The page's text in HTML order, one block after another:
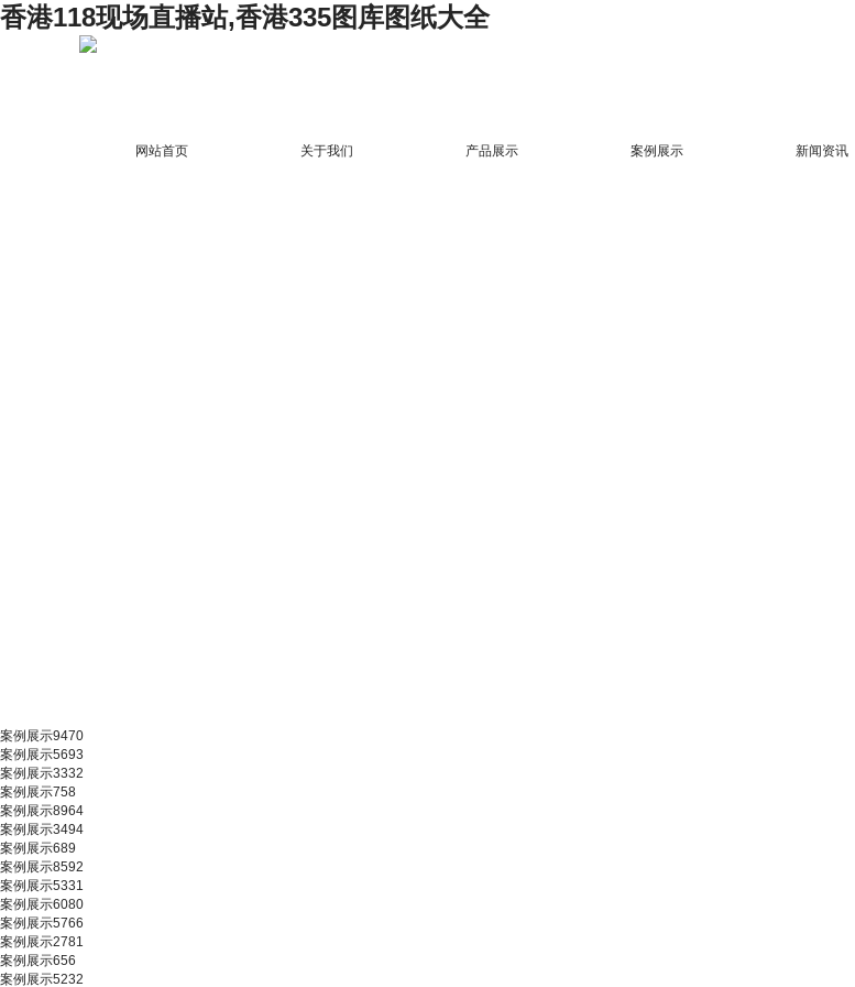
香港118现场直播站,香港335图库图纸大全
网站首页 关于我们 产品展示 案例展示 新闻资讯
案例展示9470
案例展示5693
案例展示3332
案例展示758
案例展示8964
案例展示3494
案例展示689
案例展示8592
案例展示5331
案例展示6080
案例展示5766
案例展示2781
案例展示656
案例展示5232